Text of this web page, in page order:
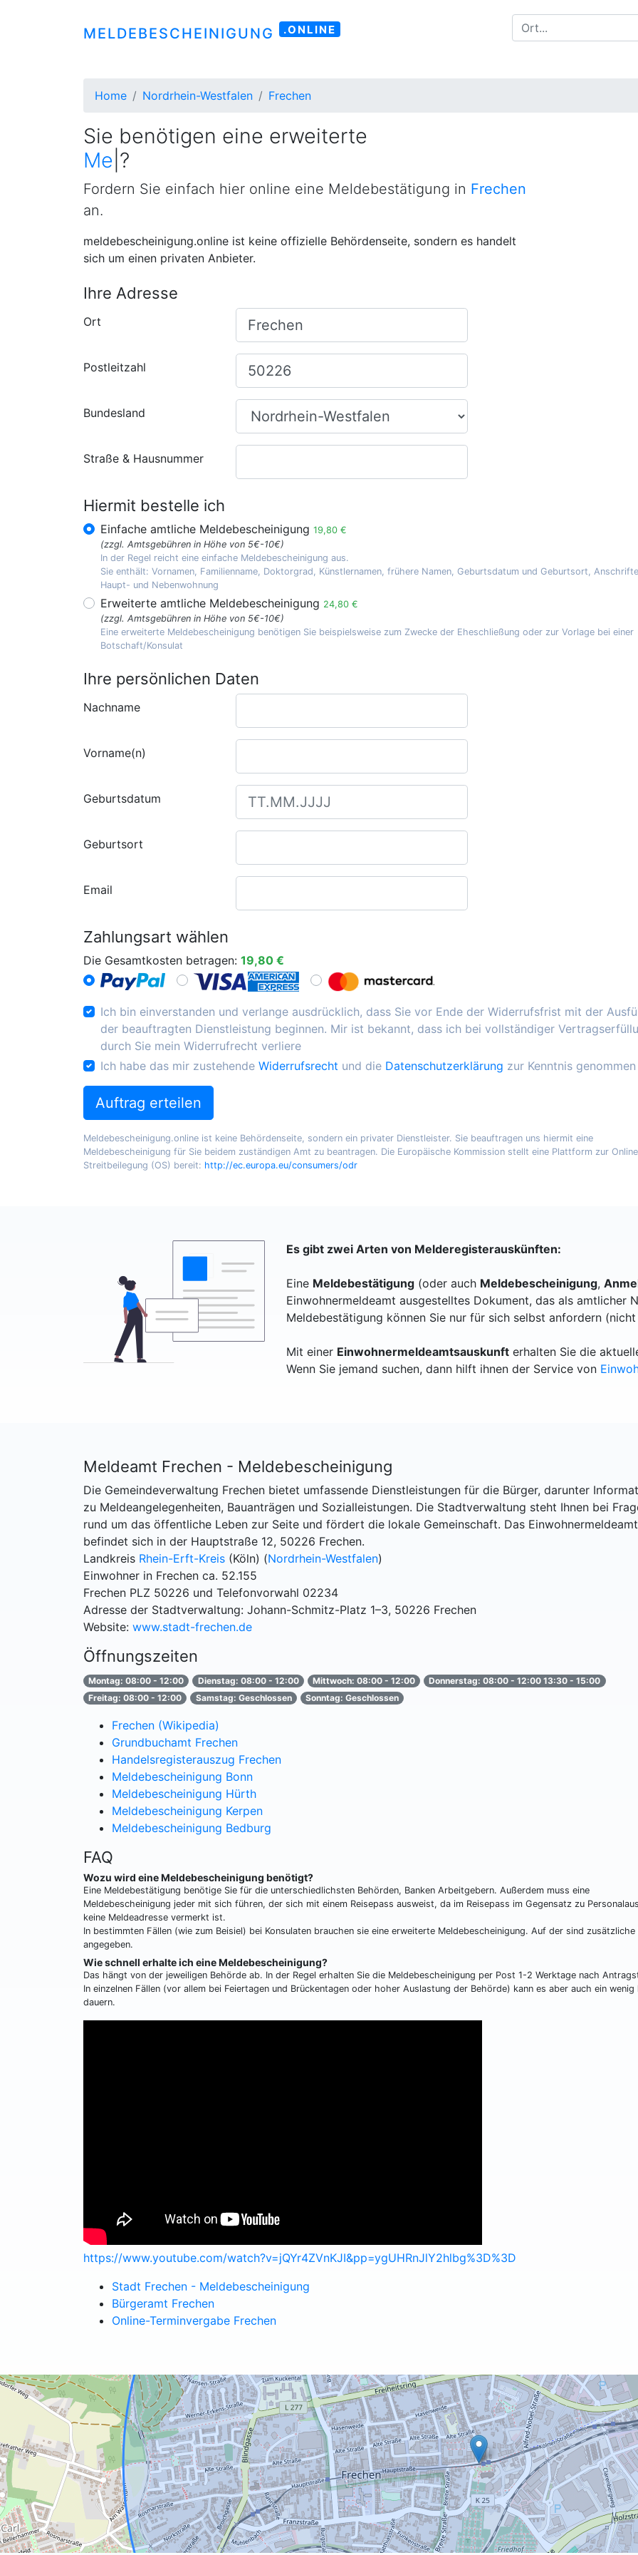
MELDEBESCHEINIGUNG .ONLINE
Home Nordrhein-Westfalen Frechen
Sie benötigen eine erweiterte
Meldebestätigung
Fordern Sie einfach hier online eine Meldebestätigung in Frechen
an.
meldebescheinigung.online ist keine offizielle Behördenseite, sondern es handelt
sich um einen privaten Anbieter.
Ihre Adresse
Ort
Postleitzahl
Bundesland
Straße & Hausnummer
Hiermit bestelle ich
Einfache amtliche Meldebescheinigung 19,80 €
(zzgl. Amtsgebühren in Höhe von 5€-10€)
In der Regel reicht eine einfache Meldebescheinigung aus.
Sie enthält: Vornamen, Familienname, Doktorgrad, Künstlernamen, frühere Namen, Geburtsdatum und Geburtsort,
Haupt- und Nebenwohnung
Erweiterte amtliche Meldebescheinigung 24,80 €
(zzgl. Amtsgebühren in Höhe von 5€-10€)
Eine erweiterte Meldebescheinigung benötigen Sie beispielsweise zum Zwecke der Eheschließung oder zur Vorlage bei einer
Botschaft/Konsulat
Ihre persönlichen Daten
Nachname
Vorname(n)
Geburtsdatum
Geburtsort
Email
Zahlungsart wählen
Die Gesamtkosten betragen: 19,80 €
Ich bin einverstanden und verlange ausdrücklich, dass Sie vor Ende der Widerrufsfrist mit der
der beauftragten Dienstleistung beginnen. Mir ist bekannt, dass ich bei vollständiger
durch Sie mein Widerrufrecht verliere
Ich habe das mir zustehende Widerrufsrecht und die Datenschutzerklärung zur Kenntnis genommen
Auftrag erteilen
Meldebescheinigung.online ist keine Behördenseite, sondern ein privater Dienstleister. Sie beauftragen uns hiermit eine
Meldebescheinigung für Sie beidem zuständigen Amt zu beantragen. Die Europäische Kommission stellt eine Plattform zur
Streitbeilegung (OS) bereit: http://ec.europa.eu/consumers/odr
Es gibt zwei Arten von Melderegisterauskünften:
Eine Meldebestätigung (oder auch Meldebescheinigung,
Einwohnermeldeamt ausgestelltes Dokument, das als amtlicher
Meldebestätigung können Sie nur für sich selbst anfordern
Mit einer Einwohnermeldeamtsauskunft erhalten Sie die
Wenn Sie jemand suchen, dann hilft ihnen der Service von
Meldeamt Frechen - Meldebescheinigung
Die Gemeindeverwaltung Frechen bietet umfassende Dienstleistungen für die Bürger, darunter
zu Meldeangelegenheiten, Bauanträgen und Sozialleistungen. Die Stadtverwaltung steht Ihnen bei
rund um das öffentliche Leben zur Seite und fördert die lokale Gemeinschaft. Das Einwohnermeldeamt
befindet sich in der Hauptstraße 12, 50226 Frechen.
Landkreis Rhein-Erft-Kreis (Köln) (Nordrhein-Westfalen)
Einwohner in Frechen ca. 52.155
Frechen PLZ 50226 und Telefonvorwahl 02234
Adresse der Stadtverwaltung: Johann-Schmitz-Platz 1–3, 50226 Frechen
Website: www.stadt-frechen.de
Öffnungszeiten
Montag: 08:00 - 12:00 Dienstag: 08:00 - 12:00 Mittwoch: 08:00 - 12:00
Donnerstag: 08:00 - 12:00 13:30 - 15:00
Freitag: 08:00 - 12:00
Samstag: Geschlossen Sonntag: Geschlossen
Frechen (Wikipedia)
Grundbuchamt Frechen
Handelsregisterauszug Frechen
Meldebescheinigung Bonn
Meldebescheinigung Hürth
Meldebescheinigung Kerpen
Meldebescheinigung Bedburg
FAQ
Wozu wird eine Meldebescheinigung benötigt?
Eine Meldebestätigung benötige Sie für die unterschiedlichsten Behörden, Banken Arbeitgebern. Außerdem muss eine
Meldebescheinigung jeder mit sich führen, der sich mit einem Reisepass ausweist, da im Reisepass im Gegensatz zu
keine Meldeadresse vermerkt ist.
In bestimmten Fällen (wie zum Beisiel) bei Konsulaten brauchen sie eine erweiterte Meldebescheinigung. Auf der sind zusätzliche
angegeben.
Wie schnell erhalte ich eine Meldebescheinigung?
Das hängt von der jeweiligen Behörde ab. In der Regel erhalten Sie die Meldebescheinigung per Post 1-2 Werktage nach
In einzelnen Fällen (vor allem bei Feiertagen und Brückentagen oder hoher Auslastung der Behörde) kann es aber auch ein wenig
dauern.
https://www.youtube.com/watch?v=jQYr4ZVnKJI&pp=ygUHRnJlY2hlbg%3D%3D
Stadt Frechen - Meldebescheinigung
Bürgeramt Frechen
Online-Terminvergabe Frechen